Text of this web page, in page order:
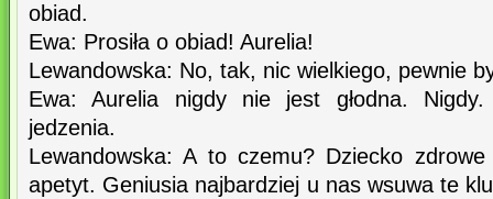
obiad.
Ewa: Prosiła o obiad! Aurelia!
Lewandowska: No, tak, nic wielkiego, pewnie
Ewa: Aurelia nigdy nie jest głodna.
jedzenia.
Lewandowska: A to czemu? Dziecko
apetyt. Geniusia najbardziej u nas wsuwa te